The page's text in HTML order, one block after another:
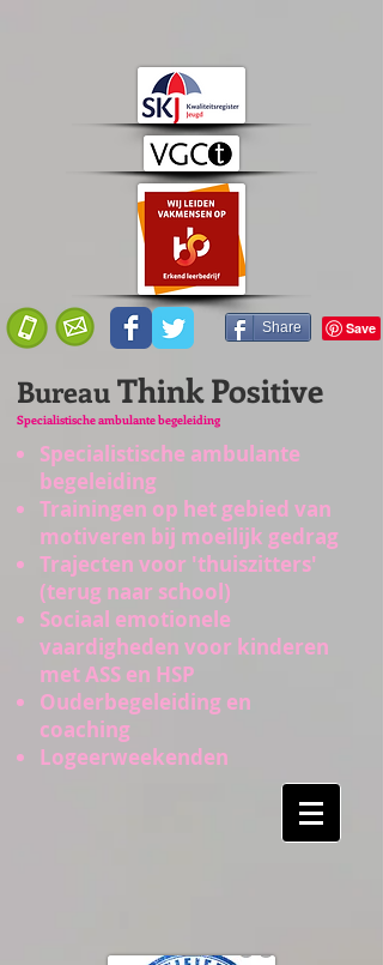
Share
BureauThink Positive
Specialistische ambulante begeleiding
Specialistische ambulante
begeleiding
Trainingen op het gebied van
motiveren bij moeilijk gedrag
Trajecten voor 'thuiszitters'
(terug naar school)
Sociaal emotionele
vaardigheden voor kinderen
met ASS en HSP
Ouderbegeleiding en
coaching
Logeerweekenden